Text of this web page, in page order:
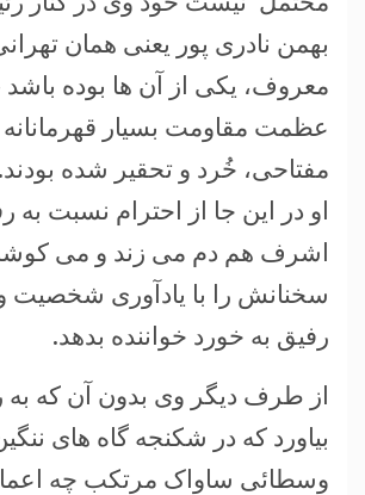
بهمن نادری پور یعنی همان
معروف، یکی از آن ها بوده باشد
عظمت مقاومت بسیار
مفتاحی، خُرد و تحقیر شده
او در این جا از احترام نسبت به
اشرف هم دم می زند و می
سخنانش را با یادآوری شخصیت
رفیق به خورد خواننده بدهد.
از طرف دیگر وی بدون آن که به
بیاورد که در شکنجه گاه های
وسطائی ساواک مرتکب چه